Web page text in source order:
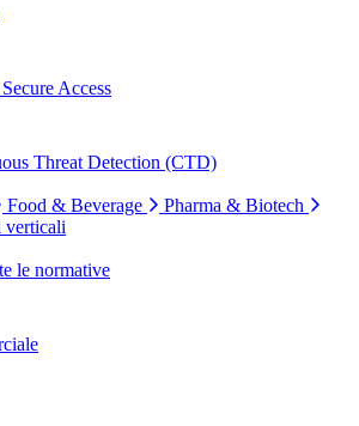
Access
Threat Detection (CTD)
Food & Beverage
Pharma & Biotech
verticali
le normative